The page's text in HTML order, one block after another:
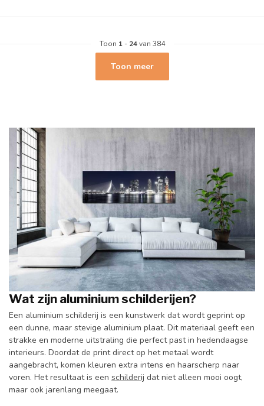
Toon 1- 24van 384
Toon meer
Wat zijn aluminium schilderijen?
Een aluminium schilderij is een kunstwerk dat wordt geprint op
een dunne, maar stevige aluminium plaat. Dit materiaal geeft een
strakke en moderne uitstraling die perfect past in hedendaagse
interieurs. Doordat de print direct op het metaal wordt
aangebracht, komen kleuren extra intens en haarscherp naar
voren. Het resultaat is een schilderij dat niet alleen mooi oogt,
maar ook jarenlang meegaat.